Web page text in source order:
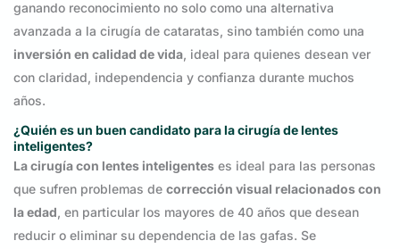
ganando reconocimiento no solo como una alternativa
avanzada a la cirugía de cataratas, sino también como una
inversión en calidad de vida, ideal para quienes desean ver
con claridad, independencia y confianza durante muchos
años.
¿Quién es un buen candidato para la cirugía de lentes
inteligentes?
La cirugía con lentes inteligentes es ideal para las personas
que sufren problemas de corrección visual relacionados con
la edad, en particular los mayores de 40 años que desean
reducir o eliminar su dependencia de las gafas. Se